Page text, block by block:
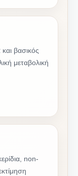
βασικός
μεταβολική
non-